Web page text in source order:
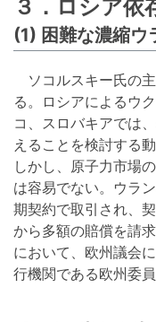
３．ロシア依
(1) 困難な濃縮ウ
ソコルスキー氏の
る。ロシアによるウ
コ、スロバキアでは
えることを検討する
しかし、原子力市場
は容易でない。ウラ
期契約で取引され、
から多額の賠償を請
において、欧州議会
行機関である欧州委